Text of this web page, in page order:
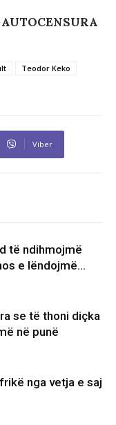
Teodor Keko
Viber
të ndihmojmë
e lëndojmë…
se të thoni diçka
në punë
nga vetja e saj